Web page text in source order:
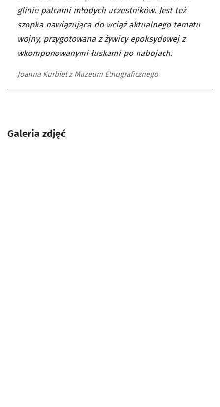
glinie palcami młodych uczestników. Jest też
szopka nawiązująca do wciąż aktualnego tematu
wojny, przygotowana z żywicy epoksydowej z
wkomponowanymi łuskami po nabojach.
Joanna Kurbiel z Muzeum Etnograficznego
Galeria zdjęć